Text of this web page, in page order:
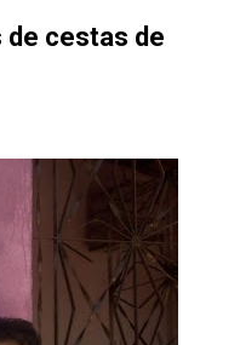
de cestas de